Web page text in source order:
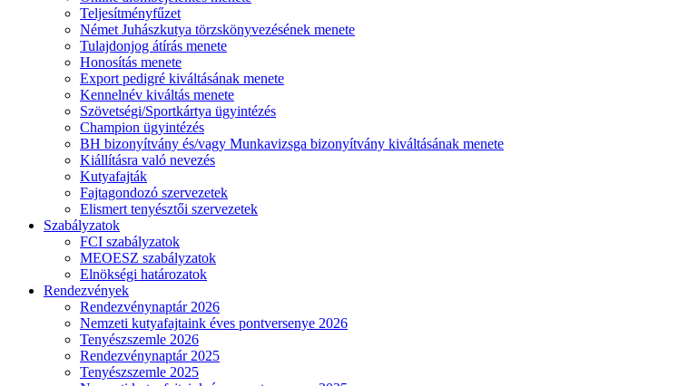
Teljesítményfűzet
Német Juhászkutya törzskönyvezésének menete
Tulajdonjog átírás menete
Honosítás menete
Export pedigré kiváltásának menete
Kennelnév kiváltás menete
Szövetségi/Sportkártya ügyintézés
Champion ügyintézés
BH bizonyítvány és/vagy Munkavizsga bizonyítvány kiváltásának menete
Kiállításra való nevezés
Kutyafajták
Fajtagondozó szervezetek
Elismert tenyésztői szervezetek
Szabályzatok
FCI szabályzatok
MEOESZ szabályzatok
Elnökségi határozatok
Rendezvények
Rendezvénynaptár 2026
Nemzeti kutyafajtaink éves pontversenye 2026
Tenyészszemle 2026
Rendezvénynaptár 2025
Tenyészszemle 2025